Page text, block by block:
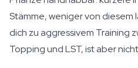
Stämme, weniger von
dich zu aggressivem Training
Topping und LST, ist aber